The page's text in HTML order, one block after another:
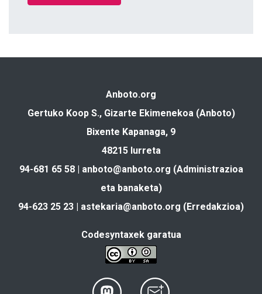
Anboto.org
Gertuko Koop S., Gizarte Ekimenekoa (Anboto)
Bixente Kapanaga, 9
48215 Iurreta
94-681 65 58 | anboto@anboto.org (Administrazioa
eta banaketa)
94-623 25 23 | astekaria@anboto.org (Erredakzioa)
Codesyntaxek garatua